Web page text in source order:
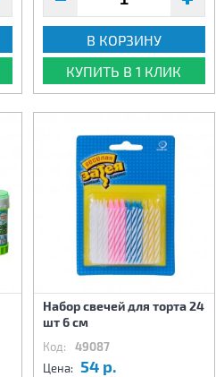
В КОРЗИНУ
КУПИТЬ В 1 КЛИК
Набор свечей для торта 24
шт 6 см
Код: 49087
Цена: 54 р.